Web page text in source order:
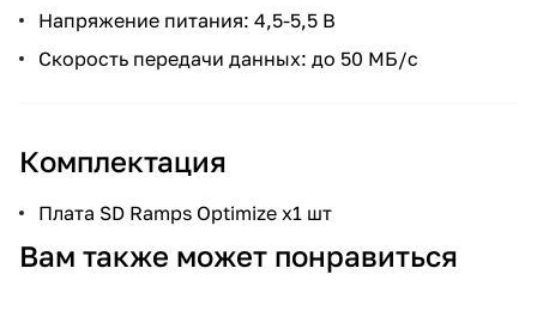
Напряжение питания: 4,5-5,5 В
Скорость передачи данных: до 50 МБ/с
Комплектация
Плата SD Ramps Optimize x1 шт
Вам также может понравиться